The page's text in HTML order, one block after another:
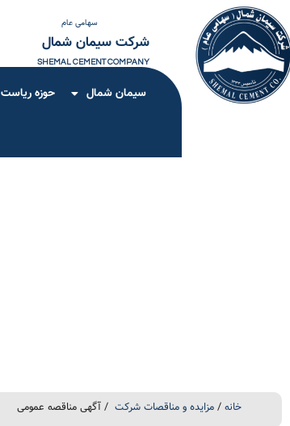
سهامی عام
شرکت سیمان شمال
SHEMAL CEMENT COMPANY
سیمان شمال حوزه ریاست
خانه / مزایده و مناقصات شرکت / آگهی مناقصه عمومی